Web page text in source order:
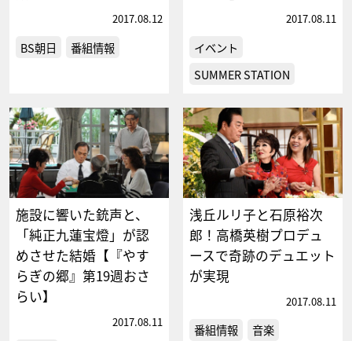
2017.08.12
BS朝日 番組情報
2017.08.11
イベント
SUMMER STATION
施設に響いた銃声と、
「純正九蓮宝燈」が認
めさせた結婚【『やす
らぎの郷』第19週おさ
らい】
2017.08.11
浅丘ルリ子と石原裕次
郎！高橋英樹プロデュ
ースで奇跡のデュエット
が実現
2017.08.11
番組情報 音楽